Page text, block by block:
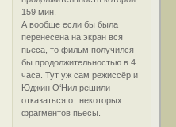
159 мин.
А вообще если бы была
перенесена на экран вся
пьеса, то фильм получился
бы продолжительностью в 4
часа. Тут уж сам режиссёр и
Юджин О‘Нил решили
отказаться от некоторых
фрагментов пьесы.